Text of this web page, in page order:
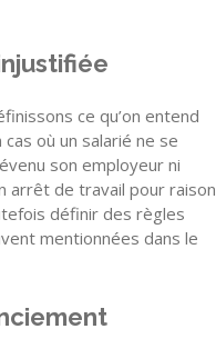
ce qu’on entend
cas où un salarié ne se
son employeur ni
arrêt de travail pour raison
définir des règles
mentionnées dans le